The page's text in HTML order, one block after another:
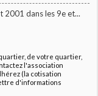
2001 dans les 9e et...
de votre quartier,
l'association
(la cotisation
d'informations